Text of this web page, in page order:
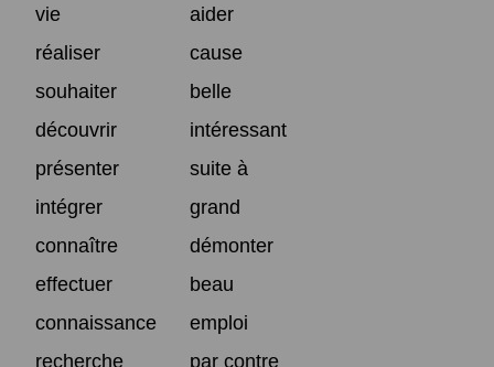
vie
aider
réaliser
cause
souhaiter
belle
découvrir
intéressant
présenter
suite à
intégrer
grand
connaître
démonter
effectuer
beau
connaissance
emploi
recherche
par contre